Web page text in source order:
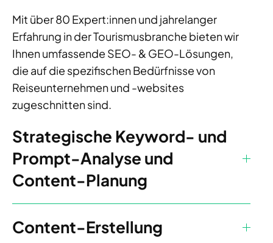
Mit über 80 Expert:innen und jahrelanger
Erfahrung in der Tourismusbranche bieten wir
Ihnen umfassende SEO- & GEO-Lösungen,
die auf die spezifischen Bedürfnisse von
Reiseunternehmen und -websites
zugeschnitten sind.
Strategische Keyword- und
Prompt-Analyse und
Content-Planung
Content-Erstellung